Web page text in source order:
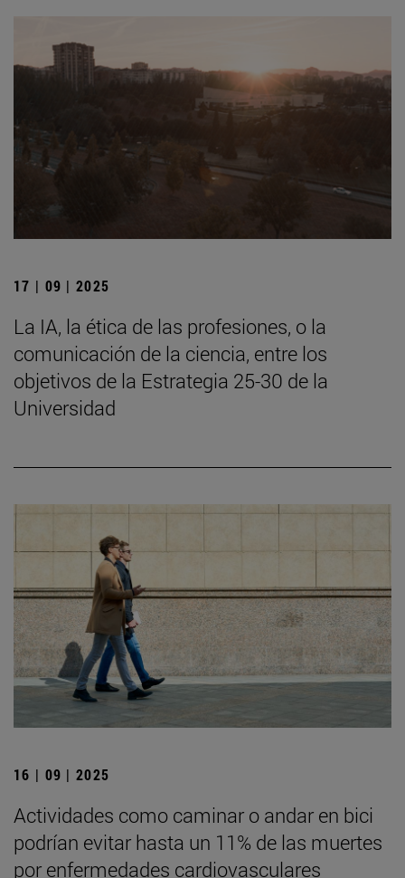
17 | 09 | 2025
La IA, la ética de las profesiones, o la
comunicación de la ciencia, entre los
objetivos de la Estrategia 25-30 de la
Universidad
16 | 09 | 2025
Actividades como caminar o andar en bici
podrían evitar hasta un 11% de las muertes
por enfermedades cardiovasculares